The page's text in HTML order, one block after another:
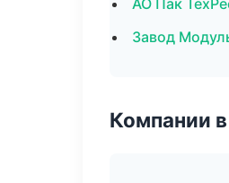
АО Пак
Завод
Компании